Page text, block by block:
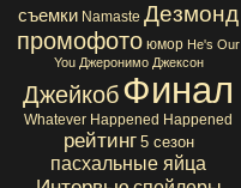
съемки Namaste Дезмонд
промофото юмор He's Our
You Джеронимо Джексон
ДжейкобФинал
Whatever Happened Happened
рейтинг 5 сезон
пасхальные яйца